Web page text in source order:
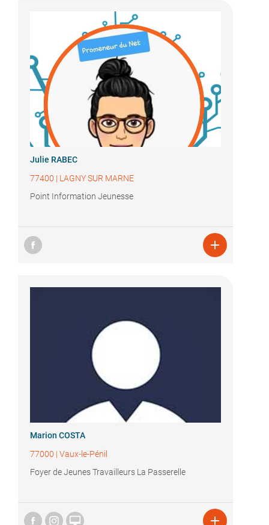
Julie RABEC
77400 | LAGNY SUR MARNE
Point Information Jeunesse

Marion COSTA
77000 | Vaux-le-Pénil
Foyer de Jeunes Travailleurs La Passerelle
 